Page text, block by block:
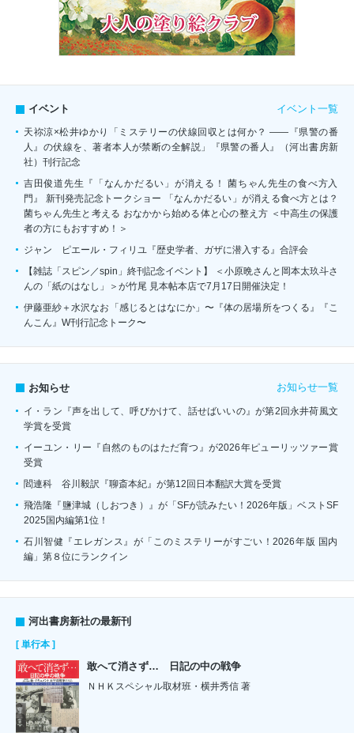
イベント イベント一覧
天祢涼×松井ゆかり「ミステリーの伏線回収とは何か？ ――『県警の番
人』の伏線を、著者本人が禁断の全解説」『県警の番人』（河出書房新
社）刊行記念
吉田俊道先生『「なんかだるい」が消える！ 菌ちゃん先生の食べ方入
門』 新刊発売記念トークショー 「なんかだるい」が消える食べ方とは？
菌ちゃん先生と考える おなかから始める体と心の整え方 ＜中高生の保護
者の方にもおすすめ！＞
ジャン゠ピエール・フィリユ『歴史学者、ガザに潜入する』合評会
【雑誌「スピン／spin」終刊記念イベント】 ＜小原晩さんと岡本太玖斗さ
んの「紙のはなし」＞が竹尾 見本帖本店で7月17日開催決定！
伊藤亜紗＋水沢なお「感じるとはなにか」〜『体の居場所をつくる』『こ
んこん』W刊行記念トーク〜
お知らせ お知らせ一覧
イ・ラン『声を出して、呼びかけて、話せばいいの』が第2回永井荷風文
学賞を受賞
イーユン・リー『自然のものはただ育つ』が2026年ピューリッツァー賞
受賞
閻連科 谷川毅訳『聊斎本紀』が第12回日本翻訳大賞を受賞
飛浩隆『鹽津城（しおつき）』が「SFが読みたい！2026年版」ベストSF
2025国内編第1位！
石川智健『エレガンス』が「このミステリーがすごい！2026年版 国内
編」第８位にランクイン
河出書房新社の最新刊
[ 単行本 ]
敢へて消さず… 日記の中の戦争
ＮＨＫスペシャル取材班・横井秀信 著